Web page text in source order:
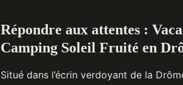
Répondre aux attentes :
Camping Soleil Fruité en
Situé dans l’écrin verdoyant de la